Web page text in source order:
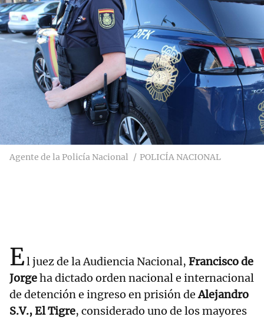
Agente de la Policía Nacional POLICÍA NACIONAL
El juez de la Audiencia Nacional, Francisco de
Jorgeha dictado orden nacional e internacional
de detención e ingreso en prisión deAlejandro
S.V., El Tigre, considerado uno de los mayores